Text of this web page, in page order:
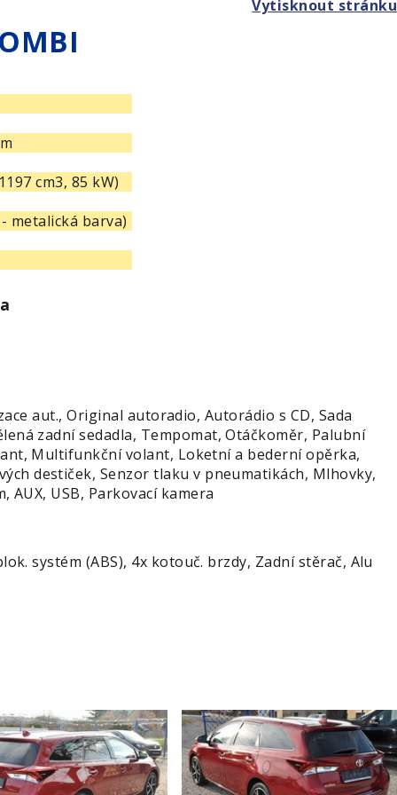
Vytisknout stránku
cm3, 85 kW)
metalická barva)
aut., Original autoradio, Autorádio s CD, Sada
zadní sedadla, Tempomat, Otáčkoměr, Palubní
Multifunkční volant, Loketní a bederní opěrka,
destiček, Senzor tlaku v pneumatikách, Mlhovky,
USB, Parkovací kamera
systém (ABS), 4x kotouč. brzdy, Zadní stěrač, Alu